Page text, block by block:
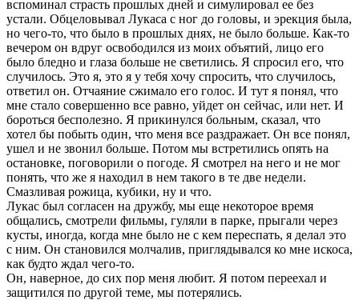
вспоминал страсть прошлых дней и симулировал ее без
устали. Обцеловывал Лукаса с ног до головы, и эрекция была,
но чего-то, что было в прошлых днях, не было больше. Как-то
вечером он вдруг освободился из моих объятий, лицо его
было бледно и глаза больше не светились. Я спросил его, что
случилось. Это я, это я у тебя хочу спросить, что случилось,
ответил он. Отчаяние сжимало его голос. И тут я понял, что
мне стало совершенно все равно, уйдет он сейчас, или нет. И
бороться бесполезно. Я прикинулся больным, сказал, что
хотел бы побыть один, что меня все раздражает. Он все понял,
ушел и не звонил больше. Потом мы встретились опять на
остановке, поговорили о погоде. Я смотрел на него и не мог
понять, что же я находил в нем такого в те две недели.
Смазливая рожица, кубики, ну и что.
Лукас был согласен на дружбу, мы еще некоторое время
общались, смотрели фильмы, гуляли в парке, прыгали через
кусты, иногда, когда мне было не с кем переспать, я делал это
с ним. Он становился молчалив, приглядывался ко мне искоса,
как будто ждал чего-то.
Он, наверное, до сих пор меня любит. Я потом переехал и
защитился по другой теме, мы потерялись.